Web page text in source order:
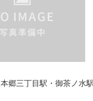
本郷三丁目駅・御茶ノ水